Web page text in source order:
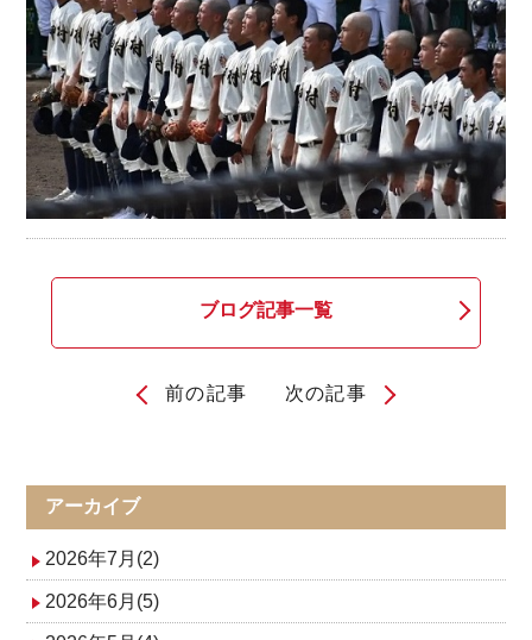
ブログ記事一覧
ナ
ビ
ゲ
前の記事 次の記事
アーカイブ
2026年7月(2)
2026年6月(5)